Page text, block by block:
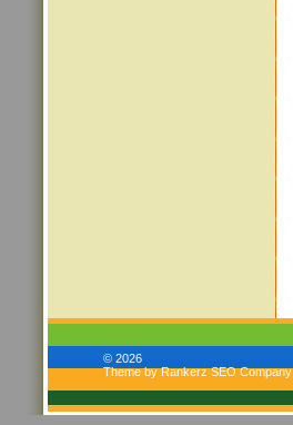
© 2026
Theme by Rankerz SEO Company